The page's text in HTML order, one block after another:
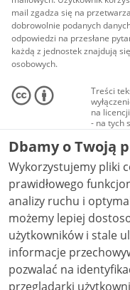
mail zgadza się na
dobrowolnie podanych
odpowiedzi na przesłane
każdą z jednostek znajdują
osobowych.
Treści
na
- na tych
audio i
Creative
NC-ND
Dbamy o Twoją
Wykorzystujemy pliki
prawidłowego
analizy ruchu i
możemy lepiej
użytkowników i stale
informacje
pozwalać na
przeglądarki